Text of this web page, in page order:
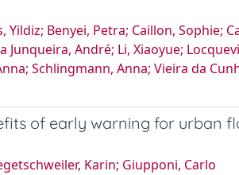
Benyei, Petra; Caillon, Sophie;
André; Li, Xiaoyue;
Schlingmann, Anna; Vieira da
of early warning for urban
Karin; Giupponi, Carlo